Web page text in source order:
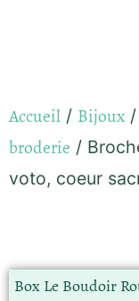
Accueil / Bijoux /
broderie /
voto, coeur
Box Le Boudoir